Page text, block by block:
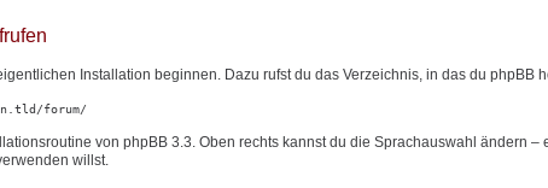
Installation beginnen. Dazu rufst du das Verzeichnis, in das du phpBB
forum/
von phpBB 3.3. Oben rechts kannst du die Sprachauswahl ändern
willst.